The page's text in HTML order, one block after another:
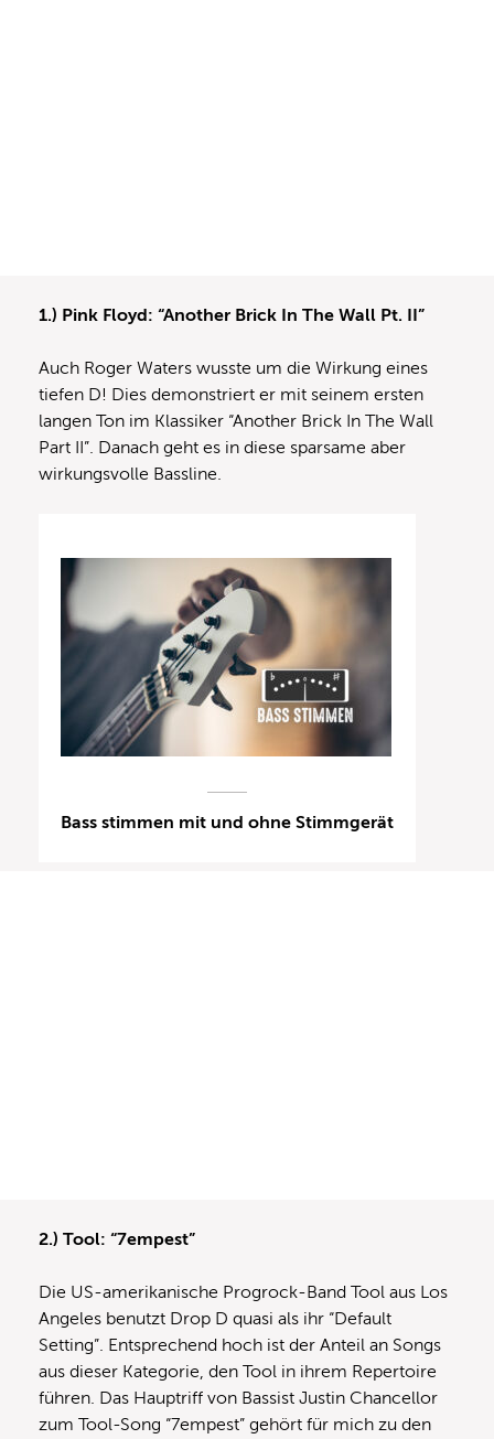
1.) Pink Floyd: “Another Brick In The Wall Pt. II”
Auch Roger Waters wusste um die Wirkung eines
tiefen D! Dies demonstriert er mit seinem ersten
langen Ton im Klassiker “Another Brick In The Wall
Part II”. Danach geht es in diese sparsame aber
wirkungsvolle Bassline.
Bass stimmen mit und ohne Stimmgerät
2.) Tool: “7empest”
Die US-amerikanische Progrock-Band Tool aus Los
Angeles benutzt Drop D quasi als ihr “Default
Setting”. Entsprechend hoch ist der Anteil an Songs
aus dieser Kategorie, den Tool in ihrem Repertoire
führen. Das Hauptriff von Bassist Justin Chancellor
zum Tool-Song “7empest” gehört für mich zu den